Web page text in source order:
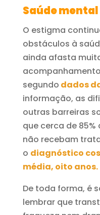
Saúdemental
O estigma
obstáculos à
ainda afasta
segundo dados
informação, as
outras barreiras
que cerca de
não recebam
o diagnóstico
média, oito anos.
De toda forma, é
lembrar que